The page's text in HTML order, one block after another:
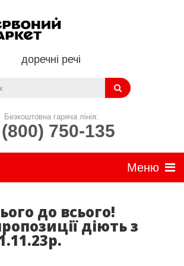
доречні речі
Безкоштовна гаряча лінія:
750-135
до всього!
діють з